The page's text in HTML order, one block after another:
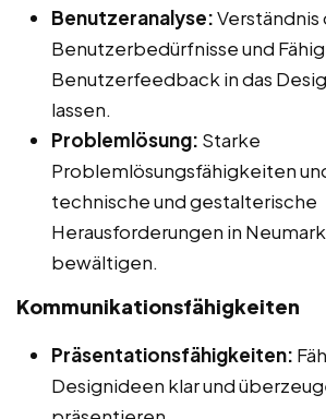
Benutzeranalyse:Verständnis
Benutzerbedürfnisse und
Benutzerfeedback in das
lassen.
Problemlösung: Starke
Problemlösungsfähigkeiten
technische und gestalterische
Herausforderungen in
bewältigen.
Kommunikationsfähigkeiten
Präsentationsfähigkeiten:
Designideen klar und